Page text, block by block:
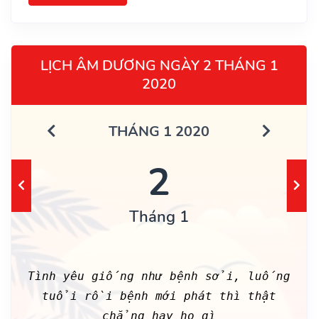
LỊCH ÂM DƯƠNG NGÀY 2 THÁNG 1
2020
THÁNG 1 2020
2
Tháng 1
Tình yêu giống như bệnh sởi, luống
tuổi rồi bệnh mới phát thì thật
chẳng hay ho gì